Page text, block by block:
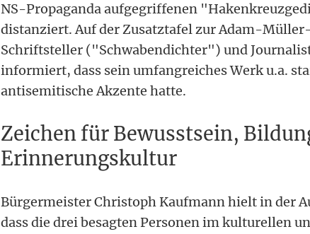
NS-Propaganda aufgegriffenen
distanziert. Auf der Zusatztafel zur Adam-
Schriftsteller ("Schwabendichter") und
informiert, dass sein umfangreiches Werk u.a.
antisemitische Akzente hatte.
Zeichen für Bewusstsein,
Erinnerungskultur
Bürgermeister Christoph Kaufmann hielt in der
dass die drei besagten Personen im kulturellen